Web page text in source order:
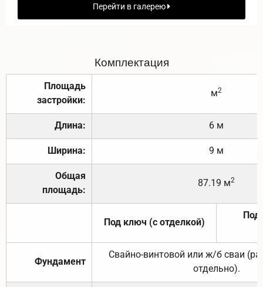
Перейти в галерею
Комплектация
Площадь
застройки:
м2
Длина: 6 м
Ширина: 9 м
Общая
площадь:
87.19 м2
Под ключ (с отделкой)
Под
Фундамент
Свайно-винтовой или ж/б сваи
отдельно).